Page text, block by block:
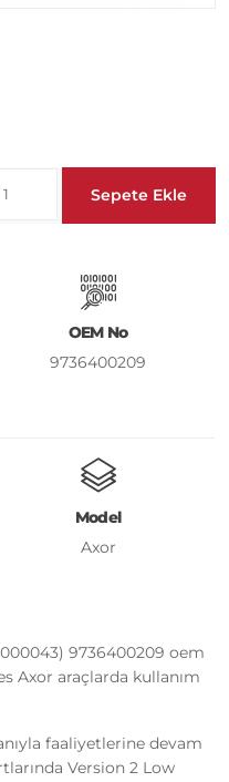
Sepete Ekle
OEM No
9736400209
Model
Axor
9736400209 oem
Axor araçlarda kullanım
faaliyetlerine devam
Version 2 Low